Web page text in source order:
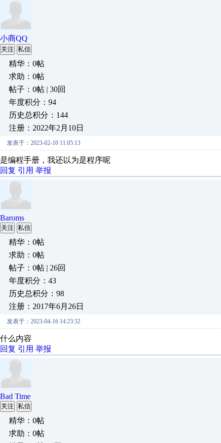
小商QQ
关注 私信
精华：0帖
求助：0帖
帖子：0帖 | 30回
年度积分：94
历史总积分：144
注册：2022年2月10日
发表于：2023-02-10 11:05:13
是编程手册，我还以为是程序呢
回复 引用 举报
Baroms
关注 私信
精华：0帖
求助：0帖
帖子：0帖 | 26回
年度积分：43
历史总积分：98
注册：2017年6月26日
发表于：2023-04-16 14:23:32
什么内容
回复 引用 举报
Bad Time
关注 私信
精华：0帖
求助：0帖